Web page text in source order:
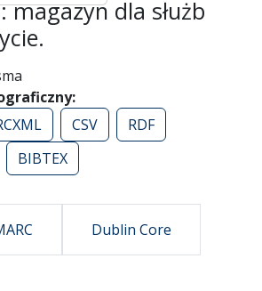
magazyn dla służb
CSV
RDF
BIBTEX
Dublin Core